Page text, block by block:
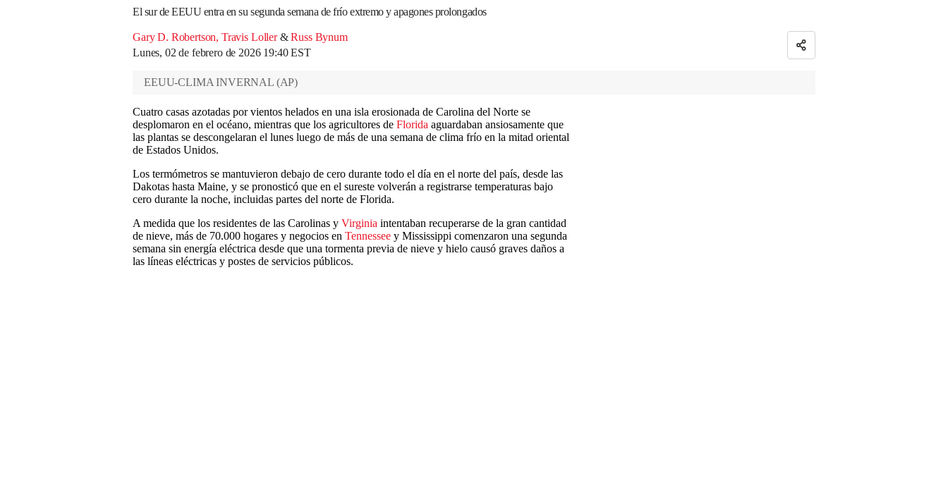
El sur de EEUU entra en su segunda semana de frío extremo y apagones prolongados
Gary D. Robertson, Travis Loller & Russ Bynum
Lunes, 02 de febrero de 2026 19:40 EST
EEUU-CLIMA INVERNAL (AP)
Cuatro casas azotadas por vientos helados en una isla erosionada de Carolina del Norte se
desplomaron en el océano, mientras que los agricultores de Florida aguardaban ansiosamente que
las plantas se descongelaran el lunes luego de más de una semana de clima frío en la mitad oriental
de Estados Unidos.
Los termómetros se mantuvieron debajo de cero durante todo el día en el norte del país, desde las
Dakotas hasta Maine, y se pronosticó que en el sureste volverán a registrarse temperaturas bajo
cero durante la noche, incluidas partes del norte de Florida.
A medida que los residentes de las Carolinas y Virginia intentaban recuperarse de la gran cantidad
de nieve, más de 70.000 hogares y negocios en Tennessee y Mississippi comenzaron una segunda
semana sin energía eléctrica desde que una tormenta previa de nieve y hielo causó graves daños a
las líneas eléctricas y postes de servicios públicos.